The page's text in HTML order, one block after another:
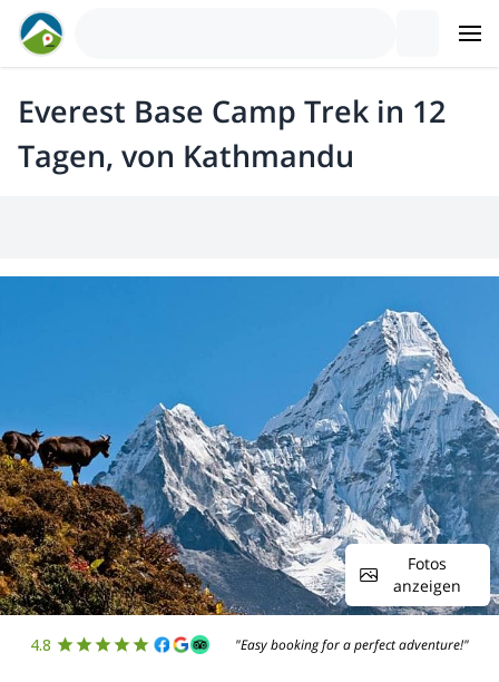
Everest Base Camp Trek in 12
Tagen, von Kathmandu
Fotos
anzeigen
4.8 "Easy booking for a perfect adventure!"